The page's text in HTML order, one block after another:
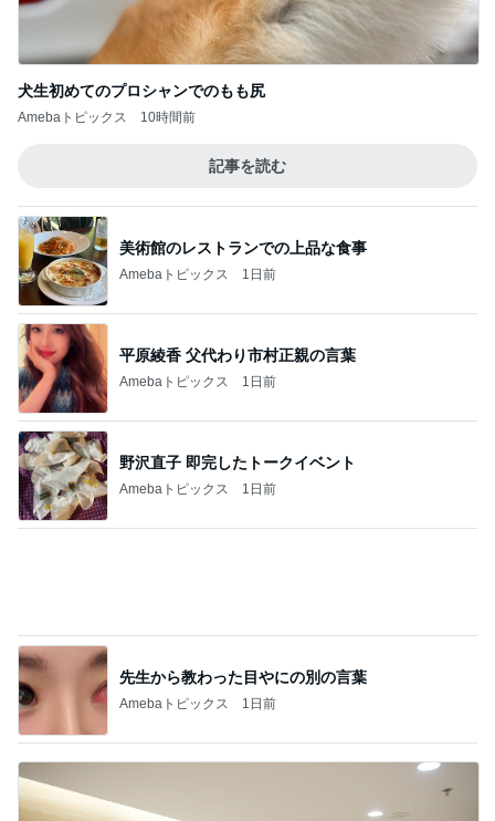
Amebaトピックス 10時間前
記事を読む
Amebaトピックス 1日前
平原綾香 父代わり市村正親の言葉
Amebaトピックス 1日前
野沢直子 即完したトークイベント
Amebaトピックス 1日前
先生から教わった目やにの別の言葉
Amebaトピックス 1日前
子どもの付き添いで完全に寝不足